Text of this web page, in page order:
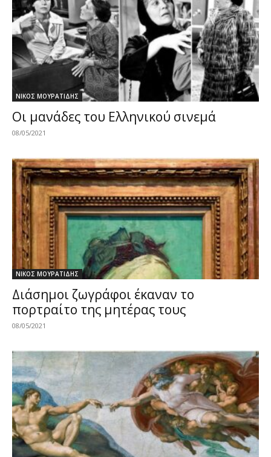
ΝΙΚΟΣ ΜΟΥΡΑΤΙΔΗΣ
Οι μανάδες του Ελληνικού σινεμά
08/05/2021
ΝΙΚΟΣ ΜΟΥΡΑΤΙΔΗΣ
Διάσημοι ζωγράφοι έκαναν το
πορτραίτο της μητέρας τους
08/05/2021